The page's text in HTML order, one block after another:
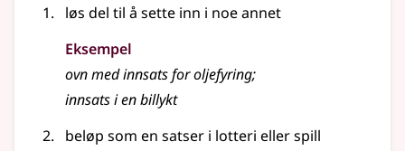
løs del til å sette inn i noe annet
Eksempel
ovn medinnsatsfor oljefyring;
innsatsi en billykt
beløp som en satser i lotteri ellerspill